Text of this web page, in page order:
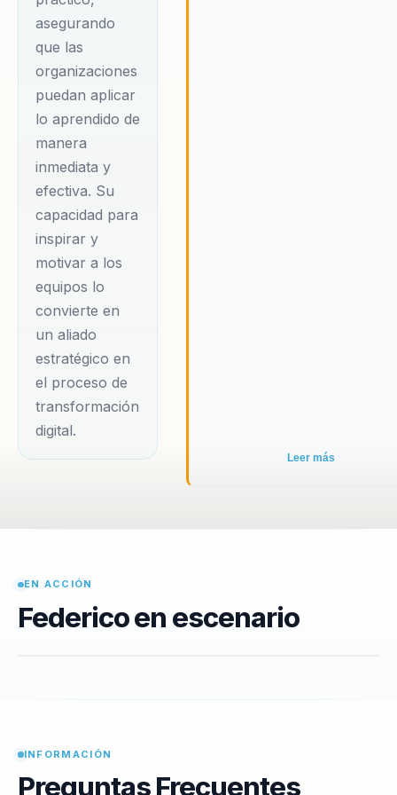
asegurando
que las
organizaciones
puedan aplicar
lo aprendido de
manera
inmediata y
efectiva. Su
capacidad para
inspirar y
motivar a los
equipos lo
convierte en
un aliado
estratégico en
el proceso de
transformación
digital.
Leer más
EN ACCIÓN
Federico en escenario
INFORMACIÓN
Preguntas Frecuentes